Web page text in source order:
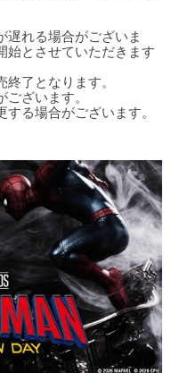
れる場合がございま
始とさせていただきます
了となります。
ざいます。
る場合がございます。